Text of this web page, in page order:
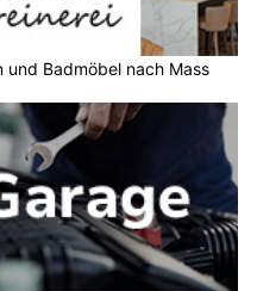
und Badmöbel nach Mass